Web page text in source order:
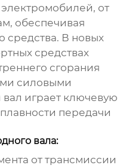
электромобилей, от
обеспечивая
средства. В новых
средствах
сгорания
силовыми
играет ключевую
передачи
вала:
от трансмиссии